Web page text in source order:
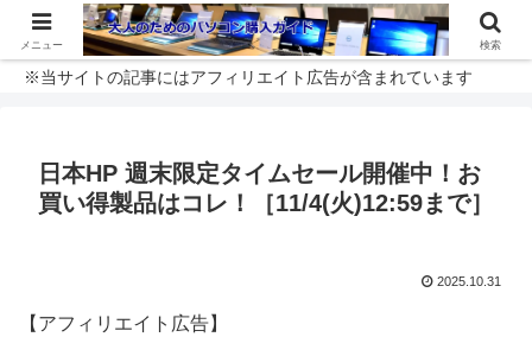
※当サイトの記事にはアフィリエイト広告が含まれています
日本HP 週末限定タイムセール開催中！お
買い得製品はコレ！［11/4(火)12:59まで］
2025.10.31
【アフィリエイト広告】
メニュー 検索